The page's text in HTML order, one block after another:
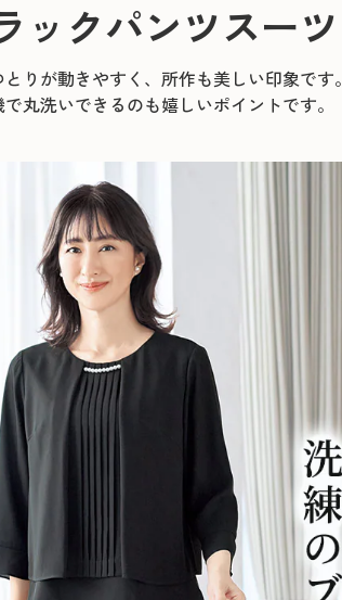
ックパンツスーツ
りが動きやすく、所作も美しい印象です。
丸洗いできるのも嬉しいポイントです。